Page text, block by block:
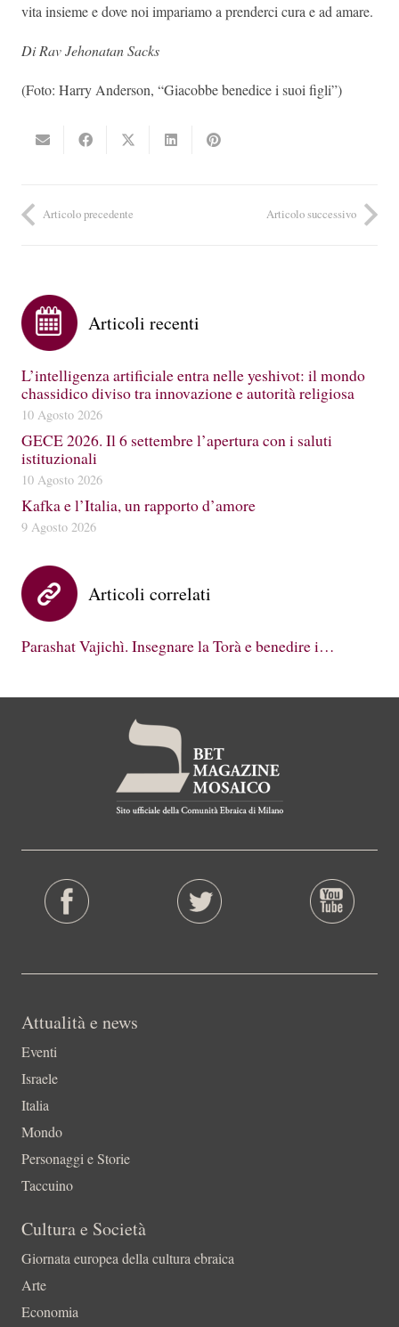
vita insieme e dove noi impariamo a prenderci cura e ad amare.
Di Rav Jehonatan Sacks
(Foto: Harry Anderson, “Giacobbe benedice i suoi figli”)
Articolo precedente Articolo successivo
Articoli recenti
L’intelligenza artificiale entra nelle yeshivot: il mondo
chassidico diviso tra innovazione e autorità religiosa
10 Agosto 2026
GECE 2026. Il 6 settembre l’apertura con i saluti
istituzionali
10 Agosto 2026
Kafka e l’Italia, un rapporto d’amore
9 Agosto 2026
Articoli correlati
Parashat Vajichì. Insegnare la Torà e benedire i…
Attualità e news
Eventi
Israele
Italia
Mondo
Personaggi e Storie
Taccuino
Cultura e Società
Giornata europea della cultura ebraica
Arte
Economia